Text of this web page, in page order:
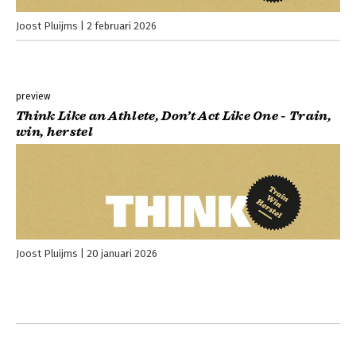
Joost Pluijms 2 februari 2026
preview
Think Like an Athlete, Don’t Act Like One - Train,
win, herstel
Joost Pluijms 20 januari 2026